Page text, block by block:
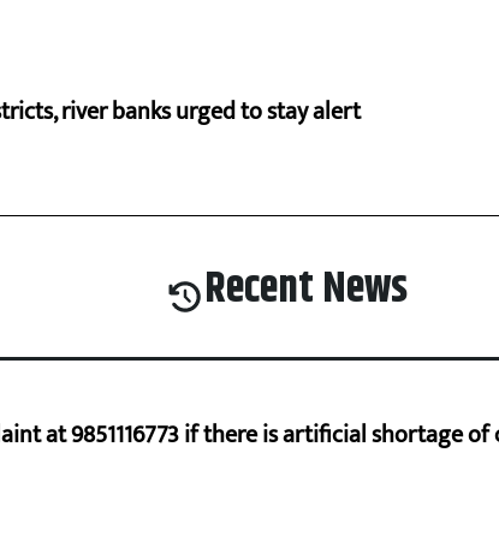
river banks urged to stay alert
Recent News
at 9851116773 if there is artificial shortage